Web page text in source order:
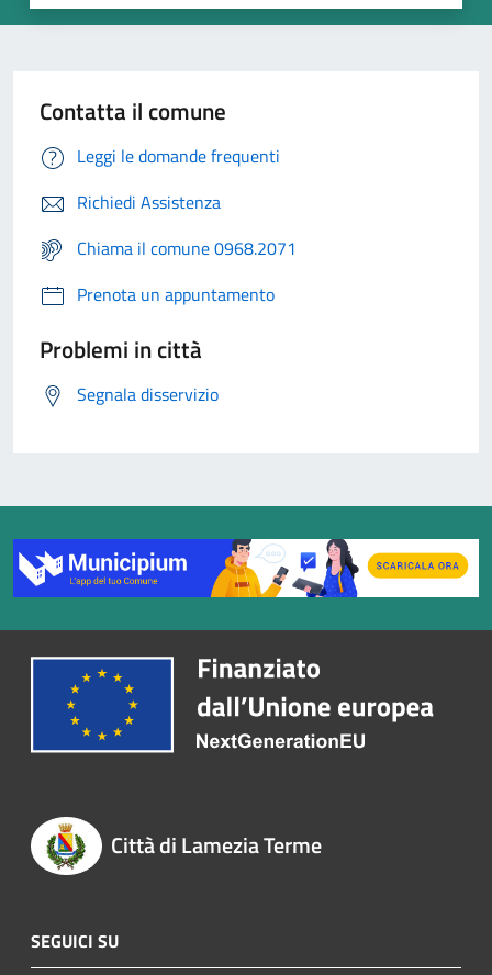
Contatta il comune
Leggi le domande frequenti
Richiedi Assistenza
Chiama il comune 0968.2071
Prenota un appuntamento
Problemi in città
Segnala disservizio
Città di Lamezia Terme
SEGUICI SU